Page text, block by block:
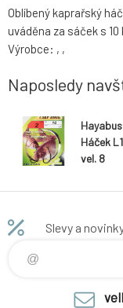
Oblíbený kaprařský
uváděna za sáček s 10
Výrobce: , ,
Naposledy
Háček
vel. 8
Slevy a